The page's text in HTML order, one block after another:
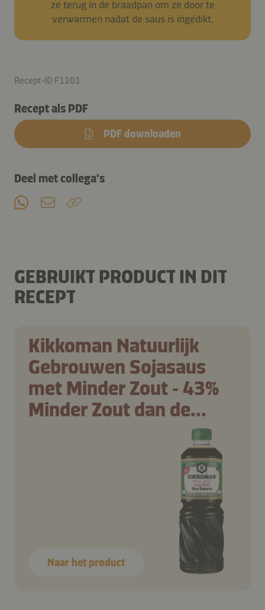
ze terug in de braadpan om ze door te
verwarmen nadat de saus is ingedikt.
Recept-ID F1101
Recept als PDF
PDF downloaden
Deel met collega's
GEBRUIKT PRODUCT IN DIT
RECEPT
Kikkoman Natuurlijk
Gebrouwen Sojasaus
met Minder Zout ‑ 43%
Minder Zout dan de
traditionele Kikkoman
Naar het product